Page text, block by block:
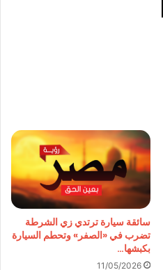
سائقة سيارة ترتدي زي الشرطة
تضرب في «الصفر» وتحطم السيارة
بكبشها…
11/05/2026